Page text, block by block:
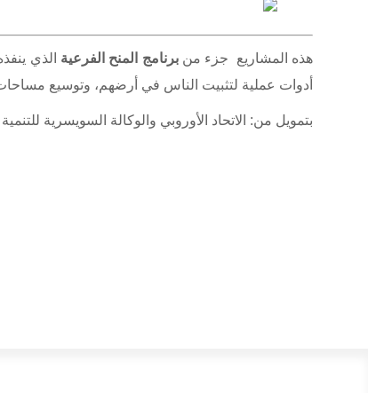
هذه المشاريع جزء منبرنامج المنح الفرعية الذي
أدوات عملية لتثبيت الناس في أرضهم، وتوسيع
بتمويل من: الاتحاد الأوروبي والوكالة السويسرية